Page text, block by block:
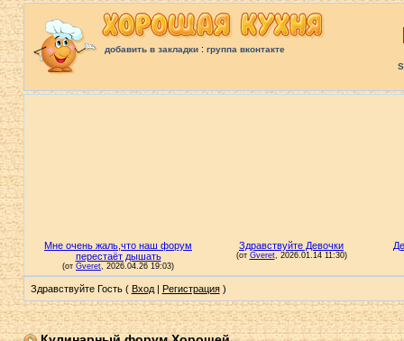
добавить в закладки: группа вконтакте
Здравствуйте Гость ( Вход| Регистрация)